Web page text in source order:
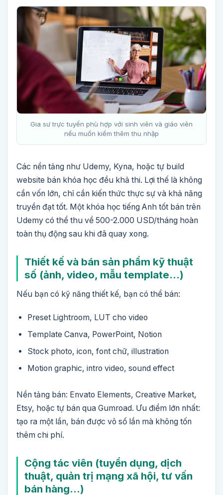
Gia sư trực tuyến phù hợp với sinh viên và giáo viên
nếu muốn kiếm thêm thu nhập
Các nền tảng như Udemy, Kyna, hoặc tự build
website bán khóa học đều khả thi. Lợi thế là không
cần vốn lớn, chỉ cần kiến thức thực sự và khả năng
truyền đạt tốt. Một khóa học tiếng Anh tốt bán trên
Udemy có thể thu về 500-2.000 USD/tháng hoàn
toàn thụ động sau khi đã quay xong.
Thiết kế và bán sản phẩm kỹ thuật
số (ảnh, video, mẫu template…)
Nếu bạn có kỹ năng thiết kế, bạn có thể bán:
Preset Lightroom, LUT cho video
Template Canva, PowerPoint, Notion
Stock photo, icon, font chữ, illustration
Motion graphic, intro video, sound effect
Nền tảng bán: Envato Elements, Creative Market,
Etsy, hoặc tự bán qua Gumroad. Ưu điểm lớn nhất:
tạo ra một lần, bán được vô số lần mà không tốn
thêm chi phí.
Cộng tác viên (tuyển dụng, dịch
thuật, quản trị mạng xã hội, tư vấn
bán hàng…)